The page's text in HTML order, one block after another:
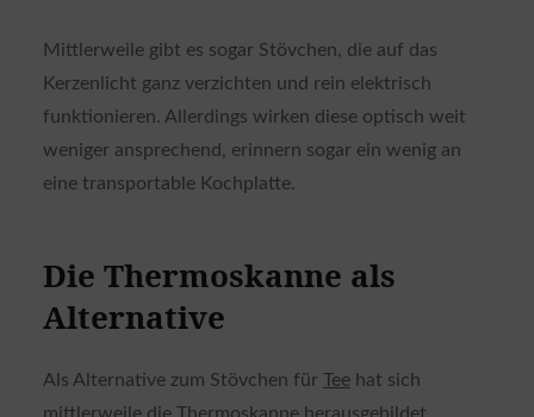
Mittlerweile gibt es sogar Stövchen, die auf das
Kerzenlicht ganz verzichten und rein elektrisch
funktionieren. Allerdings wirken diese optisch weit
weniger ansprechend, erinnern sogar ein wenig an
eine transportable Kochplatte.
Die Thermoskanne als
Alternative
Als Alternative zum Stövchen für Teehat sich